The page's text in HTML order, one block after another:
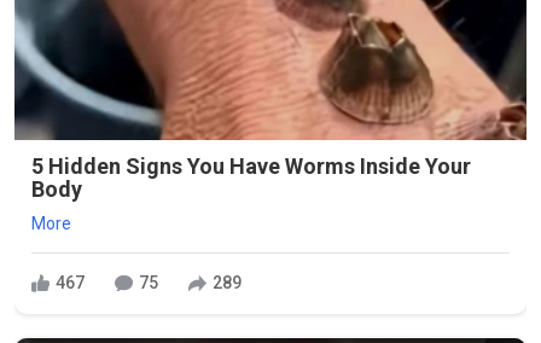
5 Hidden Signs You Have Worms Inside Your
Body
More
467 75 289